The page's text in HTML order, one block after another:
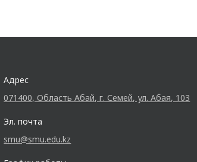
Адрес
071400, Область Абай, г. Семей, ул. Абая, 103
Эл. почта
smu@smu.edu.kz